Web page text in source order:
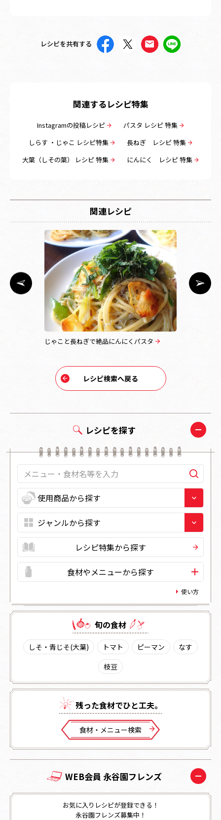
レシピを探す
レシピ特集から探す
食材やメニューから探す
使い方
旬の⾷材
しそ・青じそ(大葉) トマト ピーマン
なす
枝豆
残った⾷材でひと⼯夫。
⾷材・メニュー検索
WEB会員 永谷園フレンズ
お気に入りレシピが登録できる！
永谷園フレンズ募集中！
レシピを共有する
関連するレシピ特集
Instagramの投稿レシピ
パスタ レシピ 特集
しらす ・じゃこ レシピ特集
長ねぎ レシピ 特集
大葉（しその葉） レシピ 特集
にんにく レシピ 特集
関連レシピ
じゃこと長ねぎで絶品にんにくパスタ
レシピ検索へ戻る